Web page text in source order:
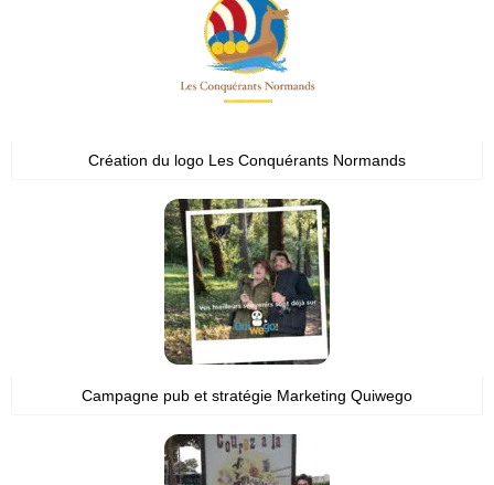
Création du logo Les Conquérants Normands
Campagne pub et stratégie Marketing Quiwego